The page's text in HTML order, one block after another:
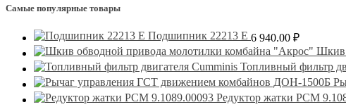
Самые популярные товары
Подшипник 22213 Е 6 940.00 ₽
Шкив
Топливный фильтр
Редуктор жатки РСМ